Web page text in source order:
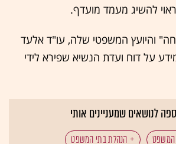
ראוי להשיג מעמד מועדף.
והיועץ המשפטי שלה, עו"ד אלעד
על דוח ועדת הנשיא שפירא לידי
לנושאים שמעניינים אותי
המשפט הנהלת בתי המשפט